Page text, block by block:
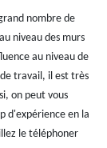
nombre de
niveau des murs
au niveau de
travail, il est très
on peut vous
d'expérience en la
le téléphoner